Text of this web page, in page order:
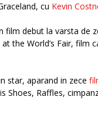
cu Kevin
film debut la varsta de
the World’s Fair, film
star, aparand in zece
Shoes, Raffles,